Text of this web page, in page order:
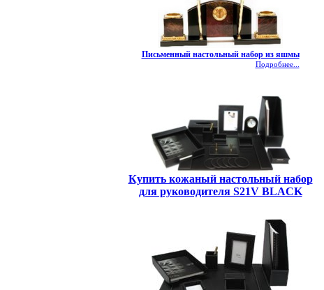
Письменный настольный набор из яшмы
Подробнее...
Купить кожаный настольный набор
для руководителя S21V BLACK